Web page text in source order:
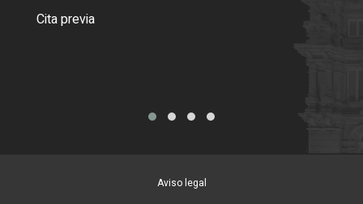
Cita previa
Aviso legal